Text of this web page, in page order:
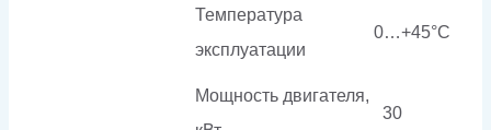
Температура
эксплуатации
0…+45°C
Мощность двигателя,
30